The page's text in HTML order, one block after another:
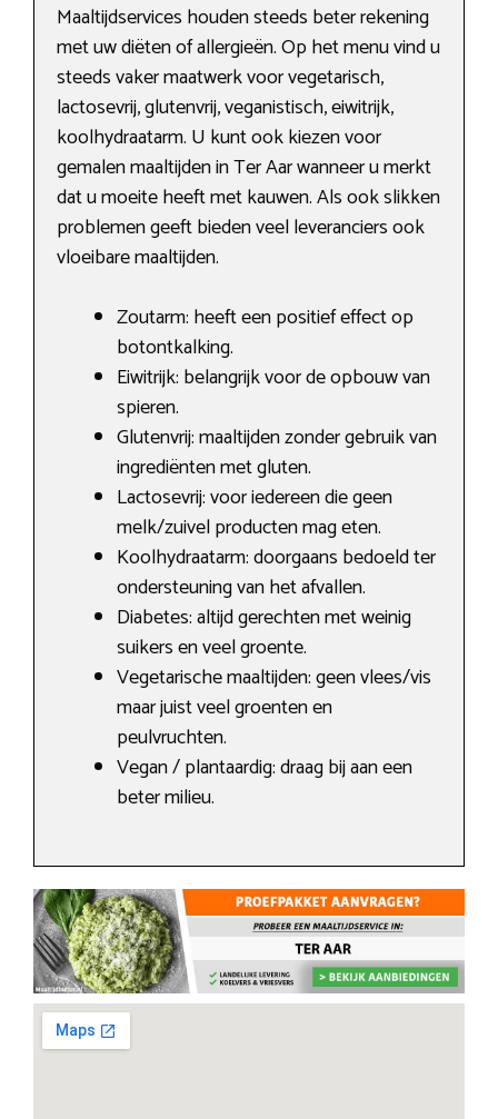
Maaltijdservices houden steeds beter rekening
met uw diëten of allergieën. Op het menu vind u
steeds vaker maatwerk voor vegetarisch,
lactosevrij, glutenvrij, veganistisch, eiwitrijk,
koolhydraatarm. U kunt ook kiezen voor
gemalen maaltijden in Ter Aar wanneer u merkt
dat u moeite heeft met kauwen. Als ook slikken
problemen geeft bieden veel leveranciers ook
vloeibare maaltijden.
Zoutarm: heeft een positief effect op
botontkalking.
Eiwitrijk: belangrijk voor de opbouw van
spieren.
Glutenvrij: maaltijden zonder gebruik van
ingrediënten met gluten.
Lactosevrij: voor iedereen die geen
melk/zuivel producten mag eten.
Koolhydraatarm: doorgaans bedoeld ter
ondersteuning van het afvallen.
Diabetes: altijd gerechten met weinig
suikers en veel groente.
Vegetarische maaltijden: geen vlees/vis
maar juist veel groenten en
peulvruchten.
Vegan / plantaardig: draag bij aan een
beter milieu.